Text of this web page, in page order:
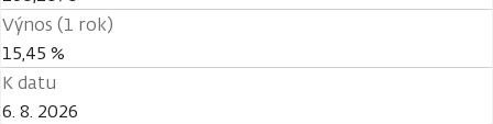
Výnos (1 rok)
15,45 %
K datu
6. 8. 2026